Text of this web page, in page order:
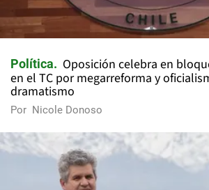
Política
Oposición celebra en
en el TC por megarreforma y
dramatismo
Por Nicole Donoso